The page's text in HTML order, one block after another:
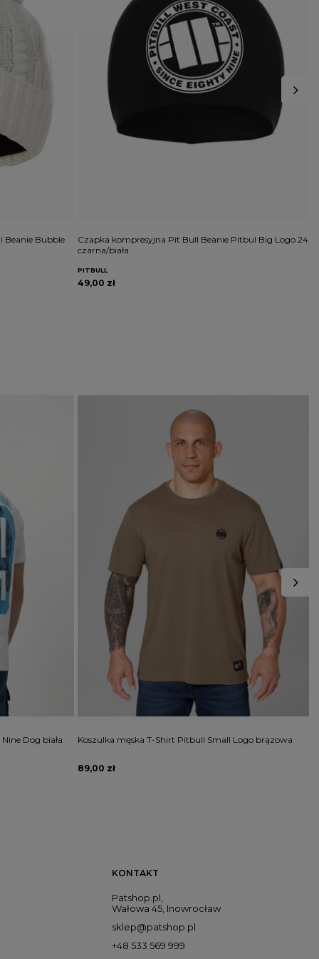
Bubble
Czapka kompresyjna Pit Bull Beanie Pitbul Big Logo 24
czarna/biała
PITBULL
49,00 zł
Dog biała Koszulka męska T-Shirt Pitbull Small Logo brązowa
89,00 zł
KONTAKT
Patshop.pl,
Wałowa 45, Inowrocław
sklep@patshop.pl
+48 533 569 999